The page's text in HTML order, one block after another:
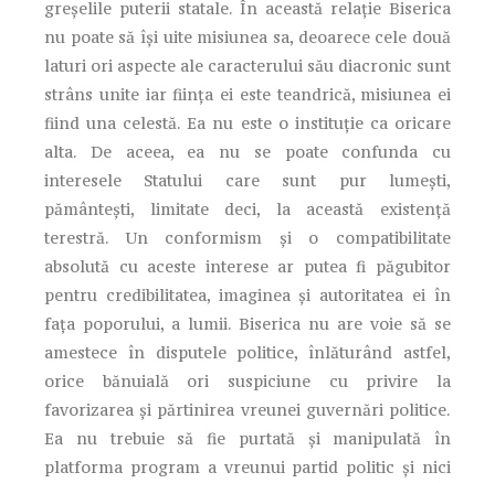
greşelile puterii statale. În această relaţie Biserica
nu poate să îşi uite misiunea sa, deoarece cele două
laturi ori aspecte ale caracterului său diacronic sunt
strâns unite iar fiinţa ei este teandrică, misiunea ei
fiind una celestă. Ea nu este o instituţie ca oricare
alta. De aceea, ea nu se poate confunda cu
interesele Statului care sunt pur lumeşti,
pământeşti, limitate deci, la această existenţă
terestră. Un conformism şi o compatibilitate
absolută cu aceste interese ar putea fi păgubitor
pentru credibilitatea, imaginea şi autoritatea ei în
faţa poporului, a lumii. Biserica nu are voie să se
amestece în disputele politice, înlăturând astfel,
orice bănuială ori suspiciune cu privire la
favorizarea şi părtinirea vreunei guvernări politice.
Ea nu trebuie să fie purtată şi manipulată în
platforma program a vreunui partid politic şi nici